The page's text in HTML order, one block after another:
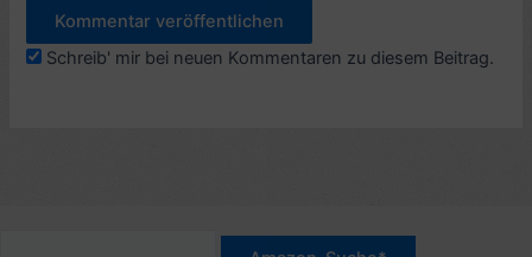
Schreib' mir bei neuen Kommentaren zu diesem Beitrag.